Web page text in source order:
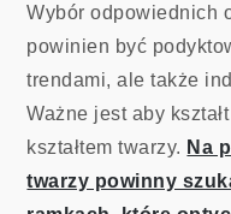
Wybór odpowiednich
powinien być
trendami, ale także
Ważne jest aby
kształtem twarzy. Na
twarzy powinny